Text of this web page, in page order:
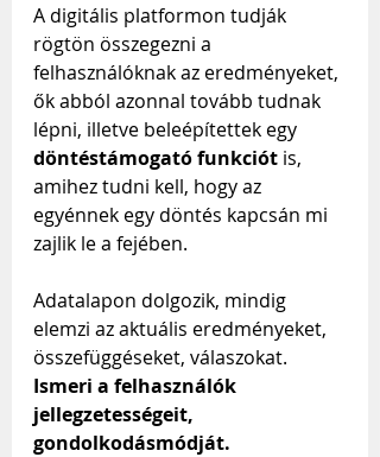
A digitális platformon tudják
rögtön összegezni a
felhasználóknak az eredményeket,
ők abból azonnal tovább tudnak
lépni, illetve beleépítettek egy
döntéstámogató funkciót is,
amihez tudni kell, hogy az
egyénnek egy döntés kapcsán mi
zajlik le a fejében.
Adatalapon dolgozik, mindig
elemzi az aktuális eredményeket,
összefüggéseket, válaszokat.
Ismeri a felhasználók
jellegzetességeit,
gondolkodásmódját.